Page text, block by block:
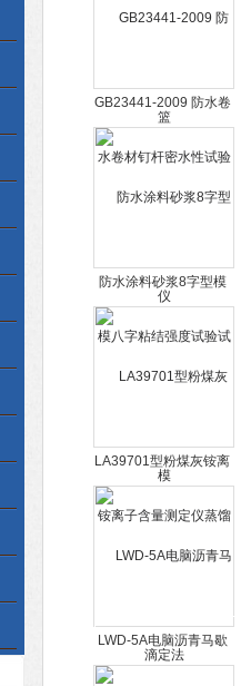
GB23441-2009 防水卷
材钉杆密水性试验仪
防水涂料砂浆8字型模
八字粘结强度试验试模
LA39701型粉煤灰铵离
子含量测定仪蒸馏滴定
法
LWD-5A电脑沥青马歇
尔稳定度试验仪厂家